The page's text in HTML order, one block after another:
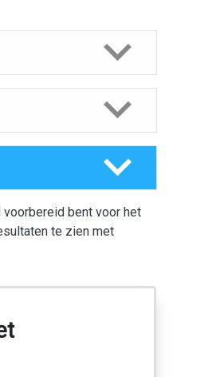
bent voor het
te zien met